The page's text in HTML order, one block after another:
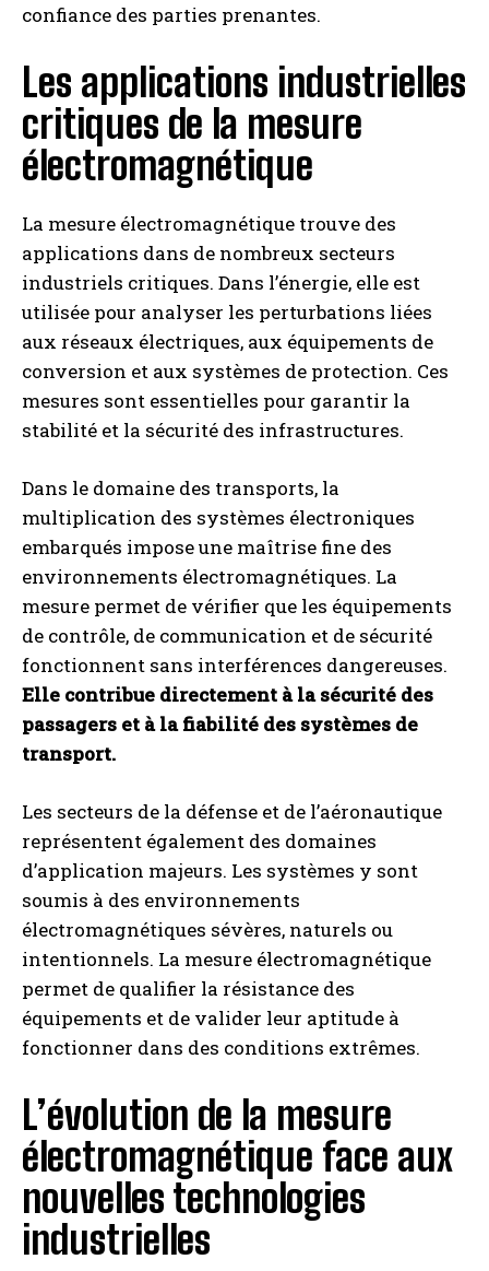
INSCRIPTION
J'ai lu et j'accepte la politique de confidentialité.
confiance des parties prenantes.
Les applications industrielles
critiques de la mesure
électromagnétique
La mesure électromagnétique trouve des
applications dans de nombreux secteurs
industriels critiques. Dans l’énergie, elle est
utilisée pour analyser les perturbations liées
aux réseaux électriques, aux équipements de
conversion et aux systèmes de protection. Ces
mesures sont essentielles pour garantir la
stabilité et la sécurité des infrastructures.
Dans le domaine des transports, la
multiplication des systèmes électroniques
embarqués impose une maîtrise fine des
environnements électromagnétiques. La
mesure permet de vérifier que les équipements
de contrôle, de communication et de sécurité
fonctionnent sans interférences dangereuses.
Elle contribue directement à la sécurité des
passagers et à la fiabilité des systèmes de
transport.
Les secteurs de la défense et de l’aéronautique
représentent également des domaines
d’application majeurs. Les systèmes y sont
soumis à des environnements
électromagnétiques sévères, naturels ou
intentionnels. La mesure électromagnétique
permet de qualifier la résistance des
équipements et de valider leur aptitude à
fonctionner dans des conditions extrêmes.
L’évolution de la mesure
électromagnétique face aux
nouvelles technologies
industrielles